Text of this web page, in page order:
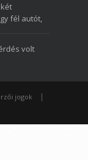
fél autót,
volt
jogok |